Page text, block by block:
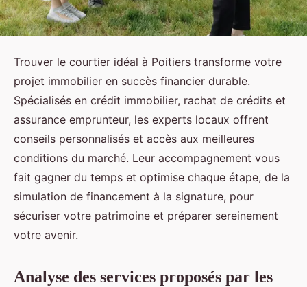
Trouver le courtier idéal à Poitiers transforme votre
projet immobilier en succès financier durable.
Spécialisés en crédit immobilier, rachat de crédits et
assurance emprunteur, les experts locaux offrent
conseils personnalisés et accès aux meilleures
conditions du marché. Leur accompagnement vous
fait gagner du temps et optimise chaque étape, de la
simulation de financement à la signature, pour
sécuriser votre patrimoine et préparer sereinement
votre avenir.
Analyse des services proposés par les